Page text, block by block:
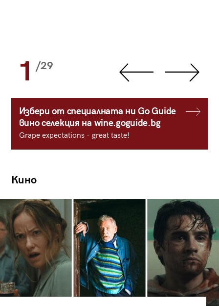
1 /29
Избери от специалната ни Go Guide
вино селекция на wine.goguide.bg
Grape expectations - great taste!
Кино